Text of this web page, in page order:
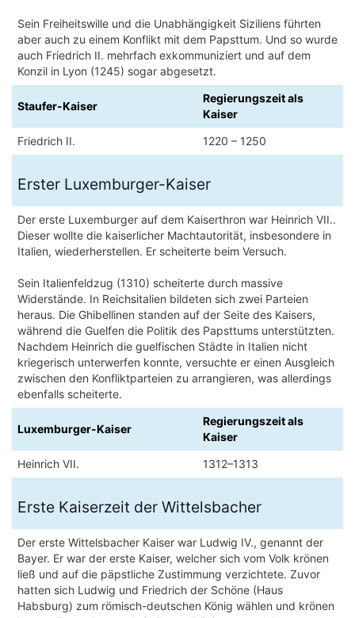
Sein Freiheitswille und die Unabhängigkeit Siziliens führten
aber auch zu einem Konflikt mit dem Papsttum. Und so wurde
auch Friedrich II. mehrfach exkommuniziert und auf dem
Konzil in Lyon (1245) sogar abgesetzt.
Staufer-Kaiser
Regierungszeit als
Kaiser
Friedrich II.
1220 – 1250
Erster Luxemburger-Kaiser
Der erste Luxemburger auf dem Kaiserthron war Heinrich VII..
Dieser wollte die kaiserlicher Machtautorität, insbesondere in
Italien, wiederherstellen. Er scheiterte beim Versuch.
Sein Italienfeldzug (1310) scheiterte durch massive
Widerstände. In Reichsitalien bildeten sich zwei Parteien
heraus. Die Ghibellinen standen auf der Seite des Kaisers,
während die Guelfen die Politik des Papsttums unterstützten.
Nachdem Heinrich die guelfischen Städte in Italien nicht
kriegerisch unterwerfen konnte, versuchte er einen Ausgleich
zwischen den Konfliktparteien zu arrangieren, was allerdings
ebenfalls scheiterte.
Luxemburger-Kaiser
Regierungszeit als
Kaiser
Heinrich VII.
1312–1313
Erste Kaiserzeit der Wittelsbacher
Der erste Wittelsbacher Kaiser war Ludwig IV., genannt der
Bayer. Er war der erste Kaiser, welcher sich vom Volk krönen
ließ und auf die päpstliche Zustimmung verzichtete. Zuvor
hatten sich Ludwig und Friedrich der Schöne (Haus
Habsburg) zum römisch-deutschen König wählen und krönen